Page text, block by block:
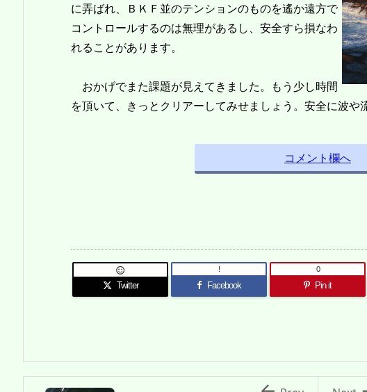
に弄ばれ、ＢＫＦ並のテンションのものを遙か遠方で
コントロールするのは無理があるし、安全すら損なわ
れることがあります。
おかげでまた課題が見えてきました。もう少し時間
を頂いて、きっとクリアーしてみせましょう。安全に波
コメント欄へ
Twitter

Facebook
!
Pin it
0